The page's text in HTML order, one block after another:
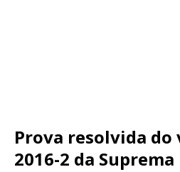
Prova resolvida
2016-2 da Suprema